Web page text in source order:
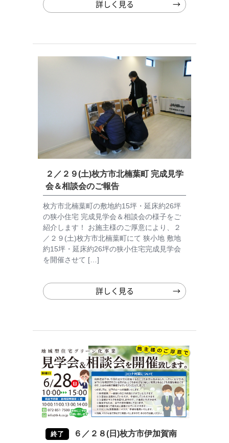
詳しく見る
２／２９(土)枚方市北楠葉町 完成見学
会＆相談会のご報告
枚方市北楠葉町の敷地約15坪・延床約26坪
の狭小住宅 完成見学会＆相談会の様子をご
紹介します！ お施主様のご厚意により、２
／２９(土)枚方市北楠葉町にて 狭小地 敷地
約15坪・延床約26坪の狭小住宅完成見学会
を開催させて […]
詳しく見る
終了
６／２８(日)枚方市伊加賀南